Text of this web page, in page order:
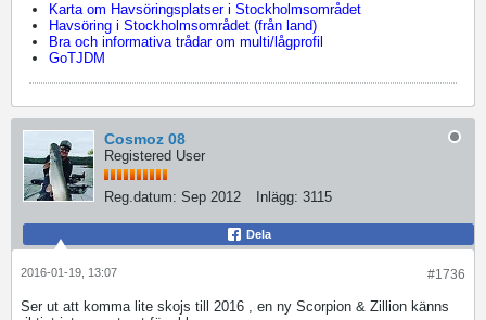
Karta om Havsöringsplatser i Stockholmsområdet
Havsöring i Stockholmsområdet (från land)
Bra och informativa trådar om multi/lågprofil
GoTJDM
Cosmoz 08
Registered User
Reg.datum: Sep 2012 Inlägg: 3115
Dela
#1736
2016-01-19, 13:07
Ser ut att komma lite skojs till 2016 , en ny Scorpion & Zillion känns